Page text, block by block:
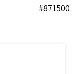
#871500